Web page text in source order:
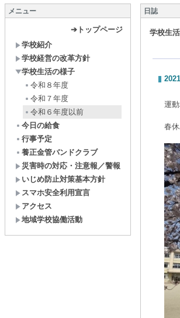
メニュー
➔トップページ
学校紹介
学校経営の改革方針
学校生活の様子
令和８年度
令和７年度
令和６年度以前
今日の給食
行事予定
養正金管バンドクラブ
災害時の対応・注意報／警報
いじめ防止対策基本方針
スマホ安全利用宣言
アクセス
地域学校協働活動
日誌
学校生
運
春